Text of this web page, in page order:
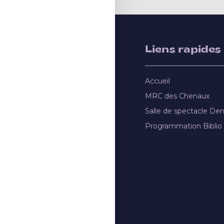
Liens rapides
Accueil
MRC des Chenaux
Salle de spectacle
Programmation Biblio